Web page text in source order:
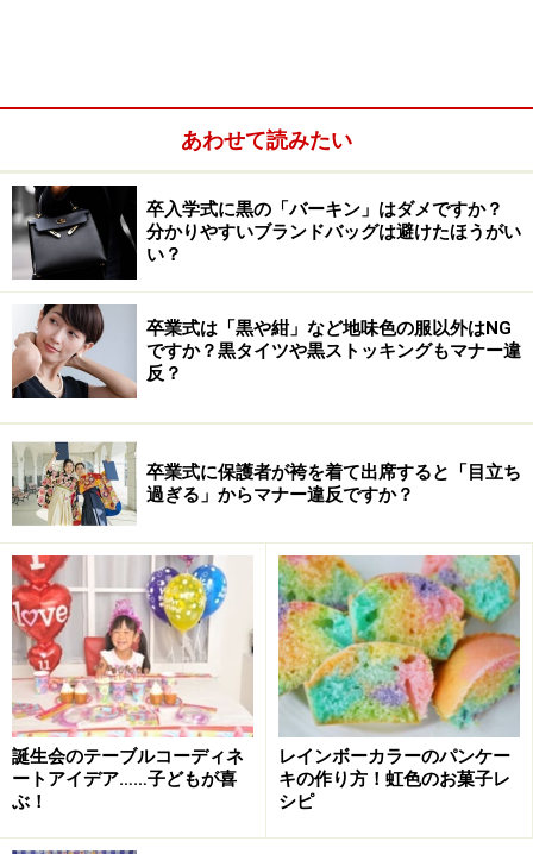
・七五三での親の服装・着物（父親）
3歳の七五三：子供の服装・着物マナー
昔は数え年の3歳は男女ともにお祝いしていましたが、現在
では満年齢で女の子が3歳、男の子は5歳（地方によって3歳
も）が一般的
3歳の七五三は「髪置き（かみおき）」といい、もう赤
あわせて読みたい
卒入学式に黒の「バーキン」はダメですか？
分かりやすいブランドバッグは避けたほうがい
い？
卒業式は「黒や紺」など地味色の服以外はNG
ですか？黒タイツや黒ストッキングもマナー違
反？
卒業式に保護者が袴を着て出席すると「目立ち
過ぎる」からマナー違反ですか？
誕生会のテーブルコーディネ
ートアイデア……子どもが喜
ぶ！
レインボーカラーのパンケー
キの作り方！虹色のお菓子レ
シピ